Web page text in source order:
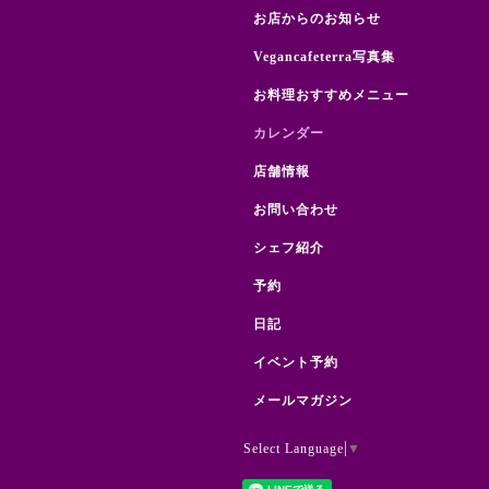
お店からのお知らせ
Vegancafeterra写真集
お料理おすすめメニュー
カレンダー
店舗情報
お問い合わせ
シェフ紹介
予約
日記
イベント予約
メールマガジン
Select Language ▼